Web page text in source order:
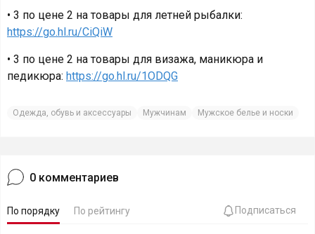
• 3 по цене 2 на товары для летней рыбалки:
https://go.hl.ru/CiQiW
• 3 по цене 2 на товары для визажа, маникюра и
педикюра: https://go.hl.ru/1ODQG
Одежда, обувь и аксессуары Мужчинам Мужское белье и носки
0 комментариев
По порядку По рейтингу Подписаться